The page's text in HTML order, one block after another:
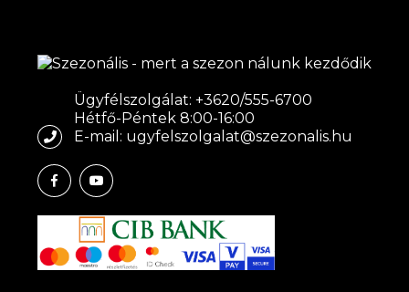
Ügyfélszolgálat: +3620/555-6700
Hétfő-Péntek 8:00-16:00
E-mail: ugyfelszolgalat@szezonalis.hu